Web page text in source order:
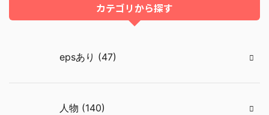
カテゴリから探す
epsあり (47)
人物 (140)